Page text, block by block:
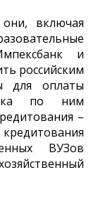
включая
и
российским
для оплаты
по ним
–
ВУЗов